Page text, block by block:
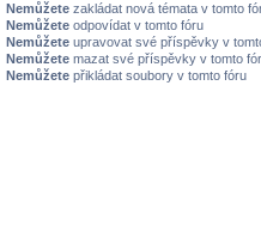
Nemůžete zakládat nová témata v tomto
Nemůžete odpovídat v tomto fóru
Nemůžete upravovat své příspěvky v
Nemůžete mazat své příspěvky v tomto
Nemůžete přikládat soubory v tomto fóru